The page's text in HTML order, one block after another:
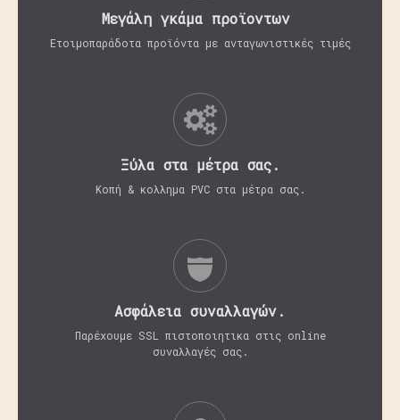
Μεγάλη γκάμα προϊοντων
Ετοιμοπαράδοτα προϊόντα με ανταγωνιστικές τιμές
Ξύλα στα μέτρα σας.
Κοπή & κολλημα PVC στα μέτρα σας.
Aσφάλεια συναλλαγών.
Παρέχουμε SSL πιστοποιητικα στις online
συναλλαγές σας.